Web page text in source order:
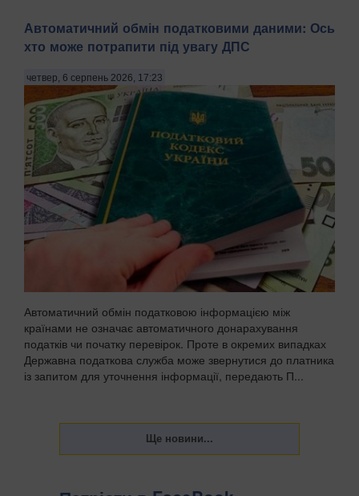
Автоматичний обмін податковими даними: Ось
хто може потрапити під увагу ДПС
четвер, 6 серпень 2026, 17:23
Автоматичний обмін податковою інформацією між
країнами не означає автоматичного донарахування
податків чи початку перевірок. Проте в окремих випадках
Державна податкова служба може звернутися до платника
із запитом для уточнення інформації, передають П...